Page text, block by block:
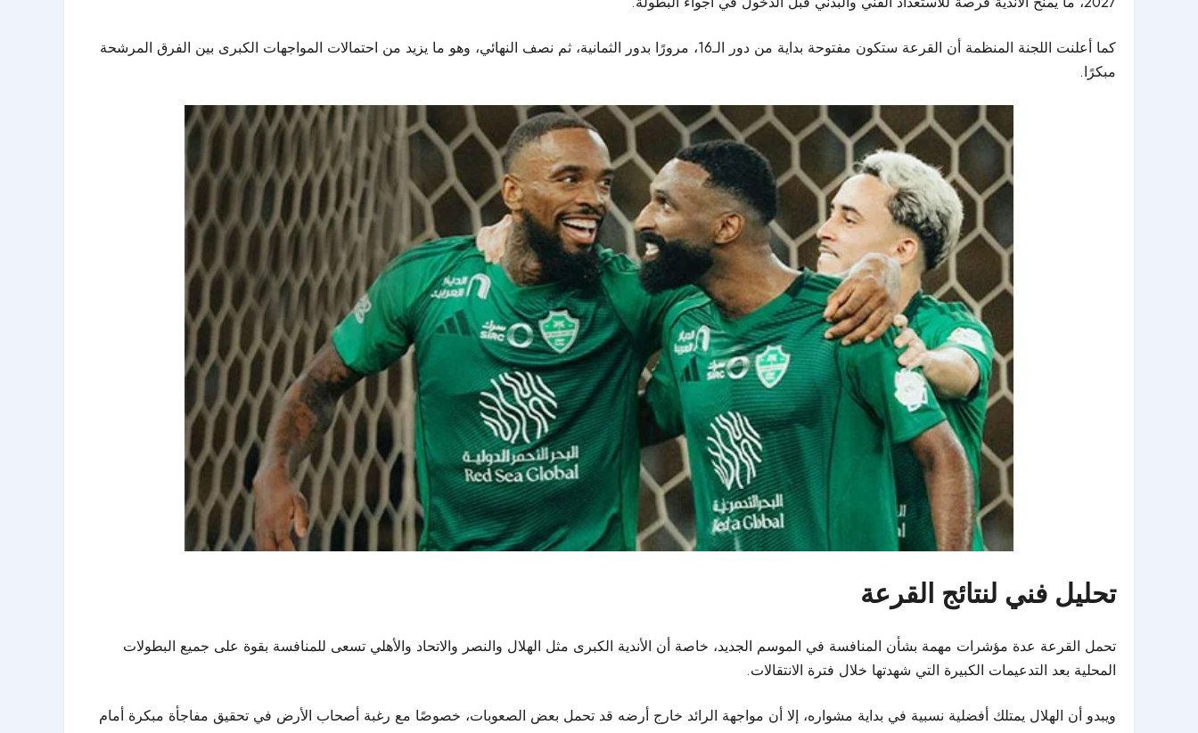
كما أعلنت اللجنة المنظمة أن القرعة ستكون مفتوحة بداية من دور الـ16، مرورًا بدور الثمانية، ثم نصف النهائي، وهو ما يزيد من احتمالات المواجهات الكبرى بين الفرق المرشحة
مبكرًا.
تحليل فني لنتائج القرعة
تحمل القرعة عدة مؤشرات مهمة بشأن المنافسة في الموسم الجديد، خاصة أن الأندية الكبرى مثل الهلال والنصر والاتحاد والأهلي تسعى للمنافسة بقوة على جميع البطولات
المحلية بعد التدعيمات الكبيرة التي شهدتها خلال فترة الانتقالات.
ويبدو أن الهلال يمتلك أفضلية نسبية في بداية مشواره، إلا أن مواجهة الرائد خارج أرضه قد تحمل بعض الصعوبات، خصوصًا مع رغبة أصحاب الأرض في تحقيق مفاجأة مبكرة أمام